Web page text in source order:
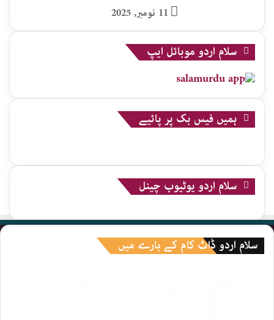
11 نومبر, 2025
سلام اردو موبائل ایپ
ہمیں فیس بک پر پائیے
سلام اردو یوٹیوب چینل
سلام اردو ڈاٹ کام کے بارے میں